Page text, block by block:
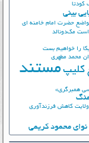
کودتا
بینی
حضرت امام خامنه ای
مک‌دونالد
را خواهیم بست
محمد مطهری
کلیپ مستند
همبرگری»
کاهش فرزندآوری
محمود کریمی